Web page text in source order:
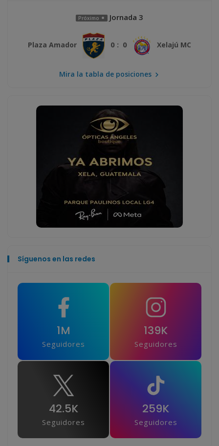
Próximo Jornada 3
Plaza Amador 0 : 0 Xelajú MC
Mira la tabla de posiciones
Síguenos en las redes
1M
Seguidores
139K
Seguidores
42.5K
Seguidores
259K
Seguidores